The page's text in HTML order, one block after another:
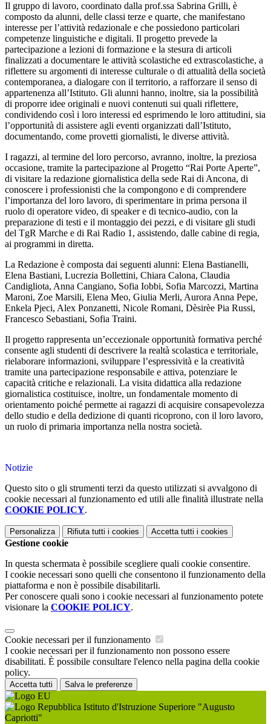
Il gruppo di lavoro, coordinato dalla prof.ssa Sabrina Grilli, è
composto da alunni, delle classi terze e quarte, che manifestano
interesse per l’attività redazionale e che possiedono particolari
competenze linguistiche e digitali. Il progetto prevede la
partecipazione a lezioni di formazione e la stesura di articoli
finalizzati a documentare le attività scolastiche ed extrascolastiche, a
riflettere su argomenti di interesse culturale o di attualità della società
contemporanea, a dialogare con il territorio, a rafforzare il senso di
appartenenza all’Istituto. Gli alunni hanno, inoltre, sia la possibilità
di proporre idee originali e nuovi contenuti sui quali riflettere,
condividendo così i loro interessi ed esprimendo le loro attitudini, sia
l’opportunità di assistere agli eventi organizzati dall’Istituto,
documentando, come provetti giornalisti, le diverse attività.
I ragazzi, al termine del loro percorso, avranno, inoltre, la preziosa
occasione, tramite la partecipazione al Progetto “Rai Porte Aperte”,
di visitare la redazione giornalistica della sede Rai di Ancona, di
conoscere i professionisti che la compongono e di comprendere
l’importanza del loro lavoro, di sperimentare in prima persona il
ruolo di operatore video, di speaker e di tecnico-audio, con la
preparazione di testi e il montaggio dei pezzi, e di visitare gli studi
del TgR Marche e di Rai Radio 1, assistendo, dalle cabine di regia,
ai programmi in diretta.
La Redazione è composta dai seguenti alunni: Elena Bastianelli,
Elena Bastiani, Lucrezia Bollettini, Chiara Calona, Claudia
Candigliota, Anna Cangiano, Sofia Iobbi, Sofia Marcozzi, Martina
Maroni, Zoe Marsili, Elena Meo, Giulia Merli, Aurora Anna Pepe,
Enkela Pjeci, Alex Ponzanetti, Nicole Romani, Dèsirèe Pia Russi,
Francesco Sebastiani, Sofia Traini.
Il progetto rappresenta un’eccezionale opportunità formativa perché
consente agli studenti di descrivere la realtà scolastica e territoriale,
rielaborare informazioni, sviluppare l’espressività e la creatività
tramite una partecipazione responsabile e attiva, potenziare le
capacità critiche e relazionali. La visita didattica alla redazione
giornalistica costituisce, inoltre, un fondamentale momento di
orientamento poiché permette ai ragazzi di acquisire consapevolezza
dello studio e della dedizione di quanti ricoprono, con il loro lavoro,
un ruolo di primaria importanza nella nostra società.
Notizie
Questo sito o gli strumenti terzi da questo utilizzati si avvalgono di
cookie necessari al funzionamento ed utili alle finalità illustrate nella
COOKIE POLICY.
Personalizza Rifiuta tutti i cookies Accetta tutti i cookies
Gestione cookie
In questa schermata è possibile scegliere quali cookie consentire.
I cookie necessari sono quelli che consentono il funzionamento della
piattaforma e non è possibile disabilitarli.
Per conoscere quali sono i cookie necessari al funzionamento potete
visionare la COOKIE POLICY.
Cookie necessari per il funzionamento
I cookie necessari per il funzionamento non possono essere
disabilitati. È possibile consultare l'elenco nella pagina della cookie
policy.
Accetta tutti Salva le preferenze
Istituto d'Istruzione Superiore "Augusto
Capriotti"